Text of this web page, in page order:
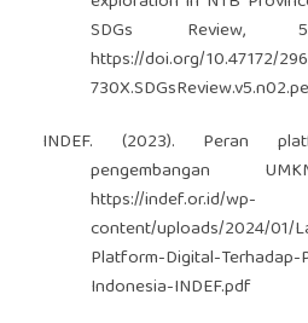
SDGs Review,
https://doi.org/10.47172/
INDEF. (2023). Peran
pengembangan
https://indef.or.id/wp-
content/uploads/2024/01/
Platform-Digital-
Indonesia-INDEF.pdf